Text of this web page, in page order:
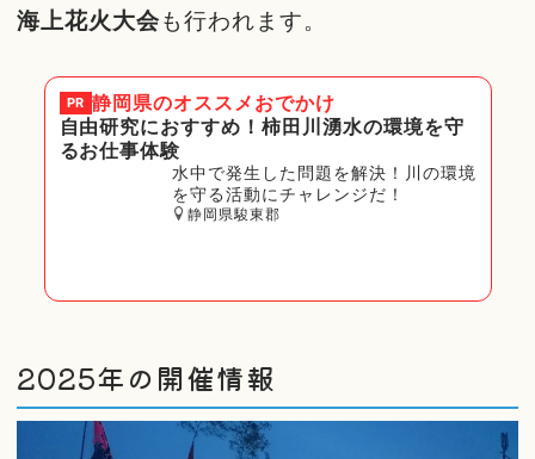
海上花火大会も行われます。
PR 静岡県のオススメおでかけ
自由研究におすすめ！柿田川湧水の環境を守
るお仕事体験
水中で発生した問題を解決！川の環境
を守る活動にチャレンジだ！
静岡県駿東郡
2025年の開催情報